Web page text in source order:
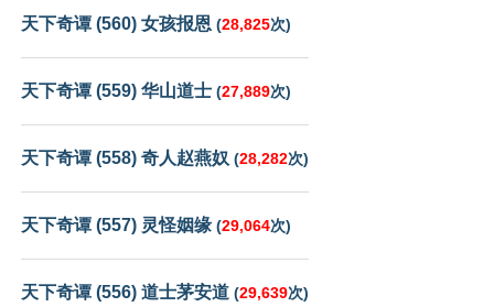
天下奇谭 (560) 女孩报恩 (28,825次)
天下奇谭 (559) 华山道士 (27,889次)
天下奇谭 (558) 奇人赵燕奴 (28,282次)
天下奇谭 (557) 灵怪姻缘 (29,064次)
天下奇谭 (556) 道士茅安道 (29,639次)